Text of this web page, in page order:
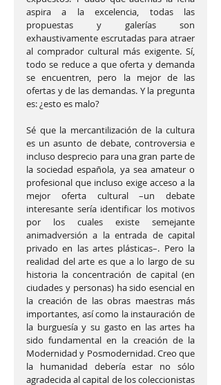
aspira a la excelencia, todas las
propuestas y galerías son
exhaustivamente escrutadas para atraer
al comprador cultural más exigente. Sí,
todo se reduce a que oferta y demanda
se encuentren, pero la mejor de las
ofertas y de las demandas. Y la pregunta
es: ¿esto es malo?
Sé que la mercantilización de la cultura
es un asunto de debate, controversia e
incluso desprecio para una gran parte de
la sociedad española, ya sea amateur o
profesional que incluso exige acceso a la
mejor oferta cultural –un debate
interesante sería identificar los motivos
por los cuales existe semejante
animadversión a la entrada de capital
privado en las artes plásticas–. Pero la
realidad del arte es que a lo largo de su
historia la concentración de capital (en
ciudades y personas) ha sido esencial en
la creación de las obras maestras más
importantes, así como la instauración de
la burguesía y su gasto en las artes ha
sido fundamental en la creación de la
Modernidad y Posmodernidad. Creo que
la humanidad debería estar no sólo
agradecida al capital de los coleccionistas